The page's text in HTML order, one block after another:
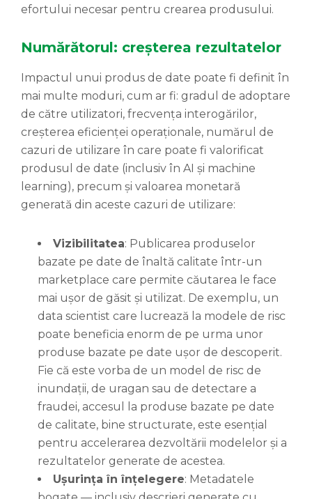
efortului necesar pentru crearea produsului.
Numărătorul: creșterea rezultatelor
Impactul unui produs de date poate fi definit în
mai multe moduri, cum ar fi: gradul de adoptare
de către utilizatori, frecvența interogărilor,
creșterea eficienței operaționale, numărul de
cazuri de utilizare în care poate fi valorificat
produsul de date (inclusiv în AI și machine
learning), precum și valoarea monetară
generată din aceste cazuri de utilizare:
Vizibilitatea: Publicarea produselor
bazate pe date de înaltă calitate într-un
marketplace care permite căutarea le face
mai ușor de găsit și utilizat. De exemplu, un
data scientist care lucrează la modele de risc
poate beneficia enorm de pe urma unor
produse bazate pe date ușor de descoperit.
Fie că este vorba de un model de risc de
inundații, de uragan sau de detectare a
fraudei, accesul la produse bazate pe date
de calitate, bine structurate, este esențial
pentru accelerarea dezvoltării modelelor și a
rezultatelor generate de acestea.
Ușurința în înțelegere: Metadatele